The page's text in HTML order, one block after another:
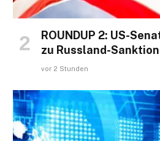
ROUNDUP 2: US-
zu Russland-
vor 2 Stunden